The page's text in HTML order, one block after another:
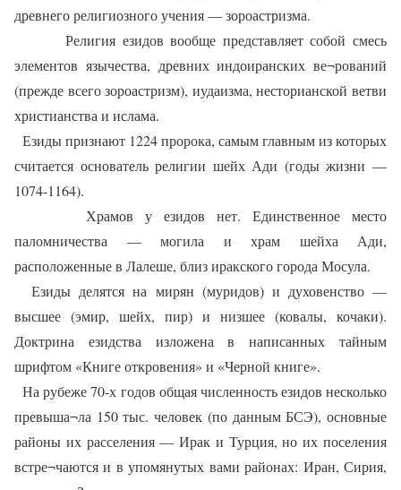
древнего религиозного учения — зороастризма.
Религия езидов вообще представляет собой смесь
элементов язычества, древних индоиранских ве¬рований
(прежде всего зороастризм), иудаизма, несторианской ветви
христианства и ислама.
Езиды признают 1224 пророка, самым главным из которых
считается основатель религии шейх Ади (годы жизни —
1074-1164).
Храмов у езидов нет. Единственное место
паломничества — могила и храм шейха Ади,
расположенные в Лалеше, близ иракского города Мосула.
Езиды делятся на мирян (муридов) и духовенство —
высшее (эмир, шейх, пир) и низшее (ковалы, кочаки).
Доктрина езидства изложена в написанных тайным
шрифтом «Книге откровения» и «Черной книге».
На рубеже 70-х годов общая численность езидов несколько
превыша¬ла 150 тыс. человек (по данным БСЭ), основные
районы их расселения — Ирак и Турция, но их поселения
встре¬чаются и в упомянутых вами районах: Иран, Сирия,